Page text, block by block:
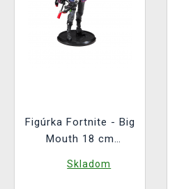
Figúrka Fortnite - Big
Mouth 18 cm
Skladom